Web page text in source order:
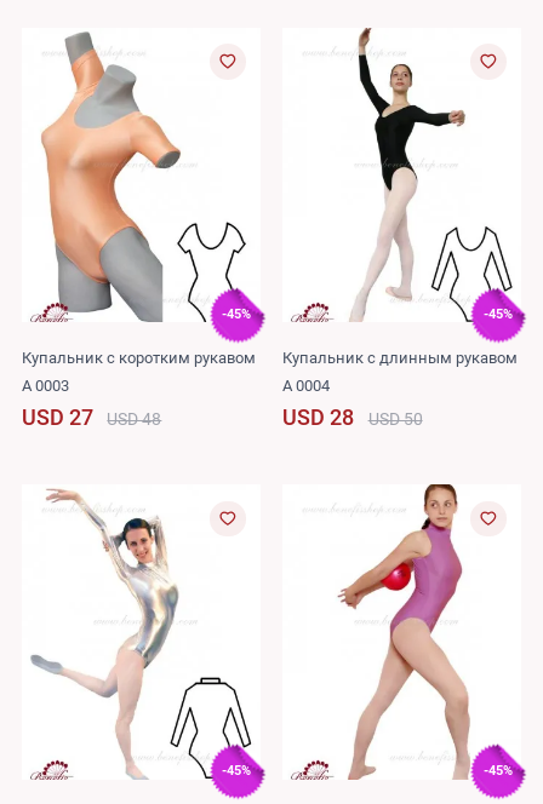
-45%
Купальник с коротким рукавом
A 0003
USD 27 USD 48
-45%
Купальник с длинным рукавом
A 0004
USD 28 USD 50
-45% -45%